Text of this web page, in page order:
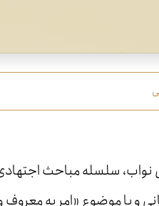
نواب، سلسله مباحث
با موضوع «امر به معروف